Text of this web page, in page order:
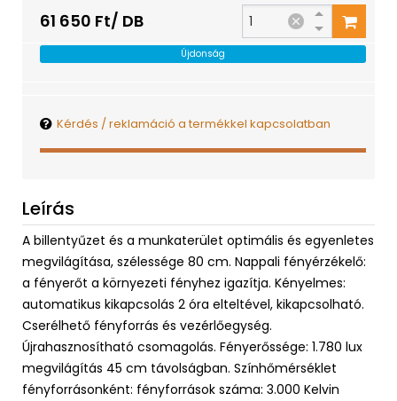
61 650 Ft/ DB
Újdonság
Kérdés / reklamáció a termékkel kapcsolatban
Leírás
A billentyűzet és a munkaterület optimális és egyenletes
megvilágítása, szélessége 80 cm. Nappali fényérzékelő:
a fényerőt a környezeti fényhez igazítja. Kényelmes:
automatikus kikapcsolás 2 óra elteltével, kikapcsolható.
Cserélhető fényforrás és vezérlőegység.
Újrahasznosítható csomagolás. Fényerőssége: 1.780 lux
megvilágítás 45 cm távolságban. Színhőmérséklet
fényforrásonként: fényforrások száma: 3.000 Kelvin